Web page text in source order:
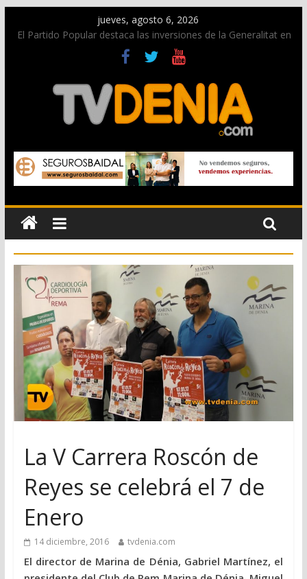
jueves, agosto 6, 2026
El Partido Popular destaca las inversiones de la Generalitat en
Dénia y la Marina Alta contempladas en los nuevos
presupuestos autonómicos
La Entraeta Festera llena de ambiente la calle Marqués de
Campo con la recepción a la Capitanía Cristiana
El XII Festival de Jazz de Dénia reunirá durante agosto a
figuras nacionales e internacionales en los Jardins de
Los Moros y Cristianos 2026 reciben las llaves de la ciudad y
dan inicio a las fiestas en Dénia
Una nueva campaña anima a la juventud a disfrutar de la
La V Carrera Roscón de
Reyes se celebrá el 7 de
Enero
14 diciembre, 2016 tvdenia.com
El director de Marina de Dénia, Gabriel Martínez, el